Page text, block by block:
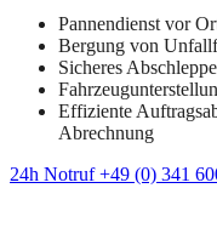
Pannendienst vor
Bergung von
Sicheres
Effiziente
Abrechnung
24h Notruf +49 (0) 341